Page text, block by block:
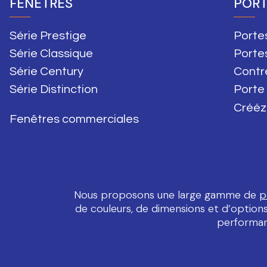
Série Prestige
Série Classique
Série Century
Série Distinction
Fenêtres commerciales
Porte
Nous proposons une large gamme de
de couleurs, de dimensions et